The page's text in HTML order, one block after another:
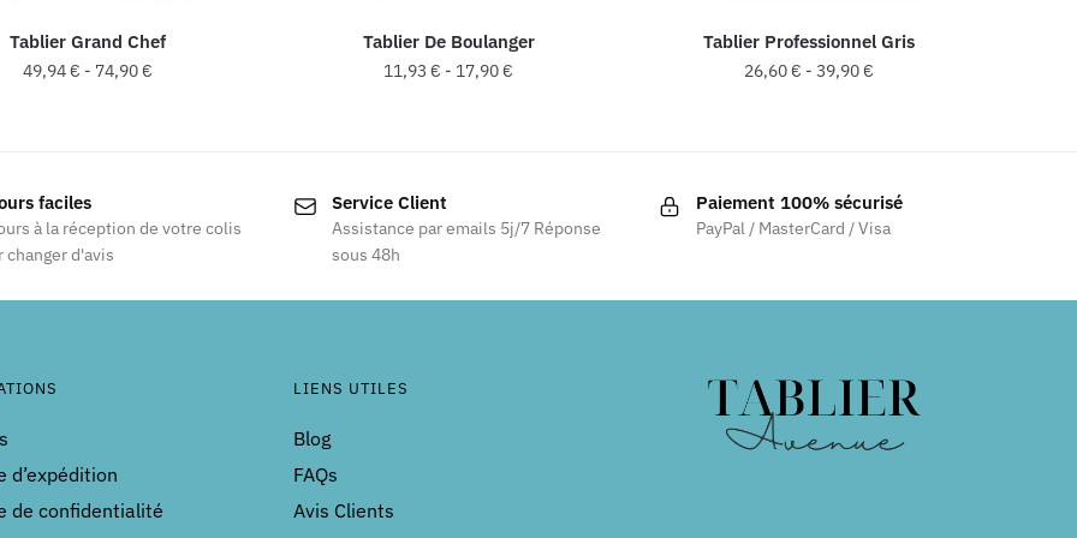
Tablier Grand Chef
49,94€ - 74,90€
plusieurs
variations.
Les
options
page
du
Tablier De Boulanger
11,93€ - 17,90€
Tablier Professionnel Gris
26,60€ - 39,90€
faciles
à la réception de votre colis
changer d'avis
Service Client
Assistance par emails 5j/7 Réponse
sous 48h
Paiement 100% sécurisé
PayPal / MasterCard / Visa
d’expédition
de confidentialité
LIENS UTILES
Blog
FAQs
Avis Clients